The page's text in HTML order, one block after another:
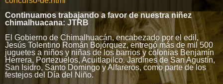
Continuamos trabajando a favor de nuestra niñez
chimalhuacana: JTRB
El Gobierno de Chimalhuacán, encabezado por el edil,
Jesús Tolentino Román Bojórquez, entregó más de mil 500
juguetes a niños y niñas de los barrios y colonias Benjamín
Herrera, Portezuelos, Acuitlapilco. Jardines de San Agustín,
San Isidro, Santo Domingo y Alfareros, como parte de los
festejos del Día del Niño.